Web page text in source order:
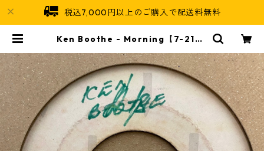
税込7,000円以上のご購入で配送料無料
Ken Boothe - Morning【7-2146